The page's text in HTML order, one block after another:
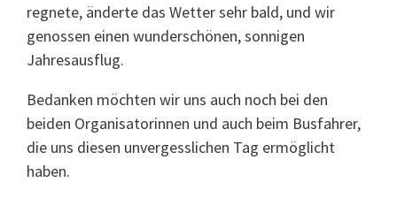
regnete, änderte das Wetter sehr bald, und wir
genossen einen wunderschönen, sonnigen
Jahresausflug.
Bedanken möchten wir uns auch noch bei den
beiden Organisatorinnen und auch beim Busfahrer,
die uns diesen unvergesslichen Tag ermöglicht
haben.